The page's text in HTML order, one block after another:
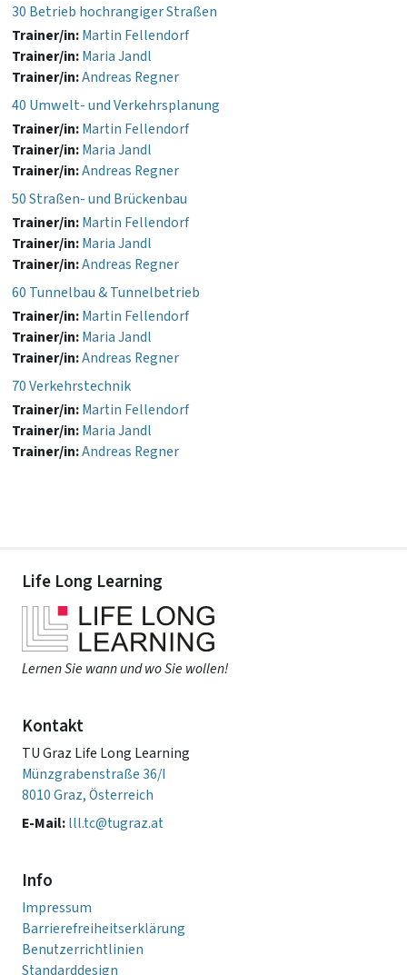
30 Betrieb hochrangiger Straßen
Trainer/in:Martin Fellendorf
Trainer/in:Maria Jandl
Trainer/in:Andreas Regner
40 Umwelt- und Verkehrsplanung
Trainer/in:Martin Fellendorf
Trainer/in:Maria Jandl
Trainer/in:Andreas Regner
50 Straßen- und Brückenbau
Trainer/in:Martin Fellendorf
Trainer/in:Maria Jandl
Trainer/in:Andreas Regner
60 Tunnelbau & Tunnelbetrieb
Trainer/in:Martin Fellendorf
Trainer/in:Maria Jandl
Trainer/in:Andreas Regner
70 Verkehrstechnik
Trainer/in:Martin Fellendorf
Trainer/in:Maria Jandl
Trainer/in:Andreas Regner
Life Long Learning
Lernen Sie wann und wo Sie wollen!
Kontakt
TU Graz Life Long Learning
Münzgrabenstraße 36/I
8010 Graz, Österreich
E-Mail:lll.tc@tugraz.at
Info
Impressum
Barrierefreiheitserklärung
Benutzerrichtlinien
Standarddesign